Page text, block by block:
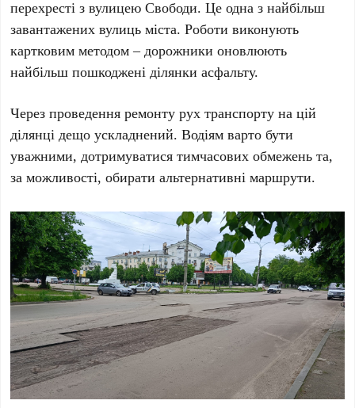
перехресті з вулицею Свободи. Це одна з найбільш
завантажених вулиць міста. Роботи виконують
картковим методом – дорожники оновлюють
найбільш пошкоджені ділянки асфальту.
Через проведення ремонту рух транспорту на цій
ділянці дещо ускладнений. Водіям варто бути
уважними, дотримуватися тимчасових обмежень та,
за можливості, обирати альтернативні маршрути.